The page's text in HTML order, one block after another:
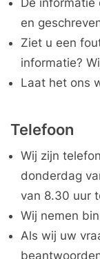
De
en
Ziet u een
informatie?
Laat het ons
Telefoon
Wij zijn
donderdag
van 8.30 uur
Wij nemen
Als wij uw